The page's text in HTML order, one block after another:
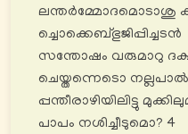
ലന്തർമ്മോദമൊടാശു
ച്ചൊക്കെബ്ഭുജിപ്പിച്ചടൻ
സന്തോഷം വരുമാറു
ചെയ്തന്നെടൊ
പ്പന്തീരാഴിയിലിട്ടു
പാപം നശിച്ചീടുമൊ? 4